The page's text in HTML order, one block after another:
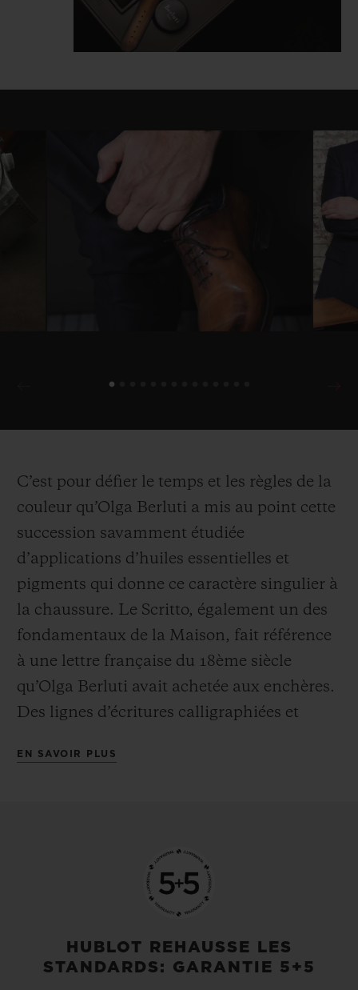
C’est pour défier le temps et les règles de la
couleur qu’Olga Berluti a mis au point cette
succession savamment étudiée
d’applications d’huiles essentielles et
pigments qui donne ce caractère singulier à
la chaussure. Le Scritto, également un des
fondamentaux de la Maison, fait référence
à une lettre française du 18ème siècle
qu’Olga Berluti avait achetée aux enchères.
Des lignes d’écritures calligraphiées et
l’expression de l’amour du travail réalisé à
Hublot, de chercher à transplanter ces
traditions sur le métal, une matière aux
attributs physiques totalement opposés, et
de doter ses boitiers de « l’âme » Berluti.
Une façon de révéler la symbiose de savoir-
EN SAVOIR PLUS
HUBLOT REHAUSSE LES
STANDARDS: GARANTIE 5+5